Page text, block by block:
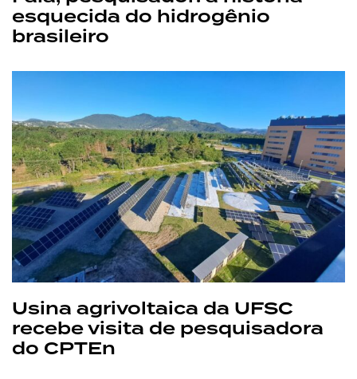
esquecida do hidrogênio
brasileiro
Usina agrivoltaica da UFSC
recebe visita de pesquisadora
do CPTEn